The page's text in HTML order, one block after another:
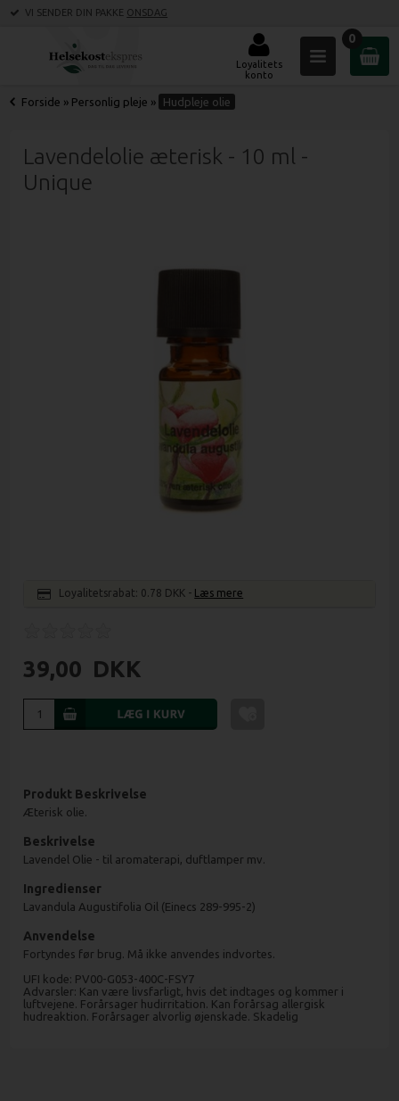
VI SENDER DIN PAKKE ONSDAG
0
Loyalitets
konto
Forside » Personlig pleje » Hudpleje olie
Lavendelolie æterisk - 10 ml -
Unique
Loyalitetsrabat: 0.78 DKK - Læs mere
39,00 DKK
Produkt Beskrivelse
Æterisk olie.
Beskrivelse
Lavendel Olie - til aromaterapi, duftlamper mv.
Ingredienser
Lavandula Augustifolia Oil (Einecs 289-995-2)
Anvendelse
Fortyndes før brug. Må ikke anvendes indvortes.
UFI kode: PV00-G053-400C-FSY7
Advarsler: Kan være livsfarligt, hvis det indtages og kommer i
luftvejene. Forårsager hudirritation. Kan forårsag allergisk
hudreaktion. Forårsager alvorlig øjenskade. Skadelig